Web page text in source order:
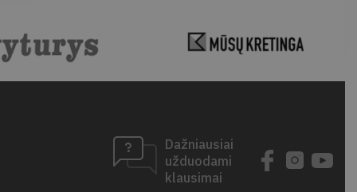
Dažniausiai
užduodami
klausimai